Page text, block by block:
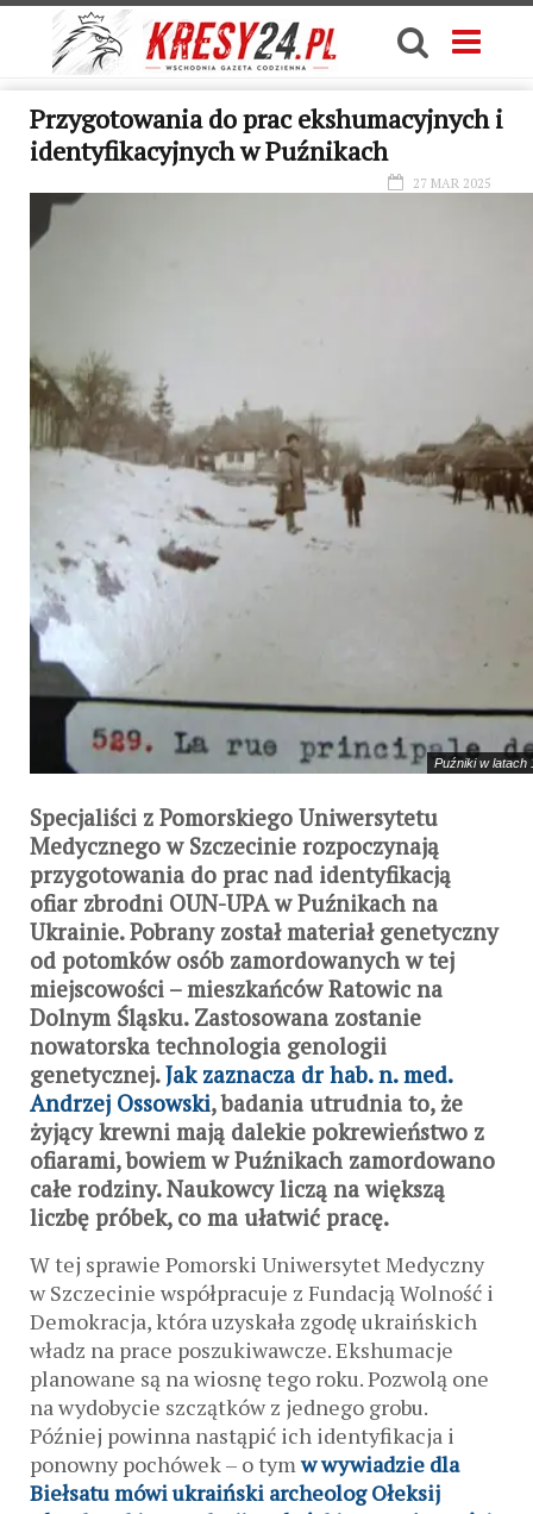
Przygotowania do prac ekshumacyjnych i
identyfikacyjnych w Puźnikach
27 MAR 2025
Puźniki w latach
Specjaliści z Pomorskiego Uniwersytetu
Medycznego w Szczecinie rozpoczynają
przygotowania do prac nad identyfikacją
ofiar zbrodni OUN-UPA w Puźnikach na
Ukrainie. Pobrany został materiał genetyczny
od potomków osób zamordowanych w tej
miejscowości – mieszkańców Ratowic na
Dolnym Śląsku. Zastosowana zostanie
nowatorska technologia genologii
genetycznej.Jak zaznacza dr hab. n. med.
Andrzej Ossowski, badania utrudnia to, że
żyjący krewni mają dalekie pokrewieństwo z
ofiarami, bowiem w Puźnikach zamordowano
całe rodziny. Naukowcy liczą na większą
liczbę próbek, co ma ułatwić pracę.
W tej sprawie Pomorski Uniwersytet Medyczny
w Szczecinie współpracuje z Fundacją Wolność i
Demokracja, która uzyskała zgodę ukraińskich
władz na prace poszukiwawcze. Ekshumacje
planowane są na wiosnę tego roku. Pozwolą one
na wydobycie szczątków z jednego grobu.
Później powinna nastąpić ich identyfikacja i
ponowny pochówek – o tymw wywiadzie dla
Biełsatu mówi ukraiński archeolog Ołeksij